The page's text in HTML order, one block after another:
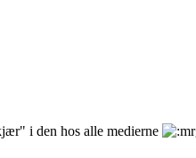
i den hos alle medierne